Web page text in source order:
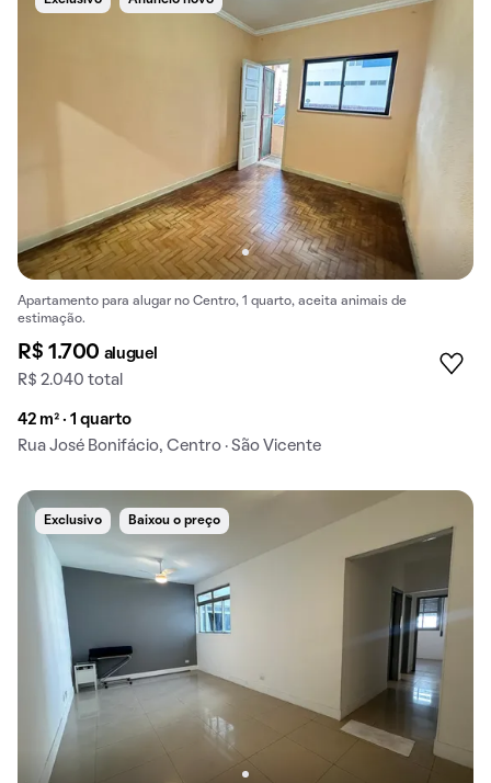
Apartamento para alugar no Centro, 1 quarto, aceita animais de
estimação.
R$ 1.700 aluguel
R$ 2.040 total
42 m² · 1 quarto
Rua José Bonifácio, Centro · São Vicente
Exclusivo Baixou o preço